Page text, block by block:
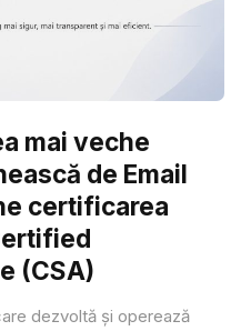
mai veche
de Email
certificarea
(CSA)
dezvoltă și operează